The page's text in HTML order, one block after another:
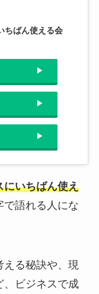
ちばん使える会
にいちばん使え
で語れる人にな
える秘訣や、現
、ビジネスで成